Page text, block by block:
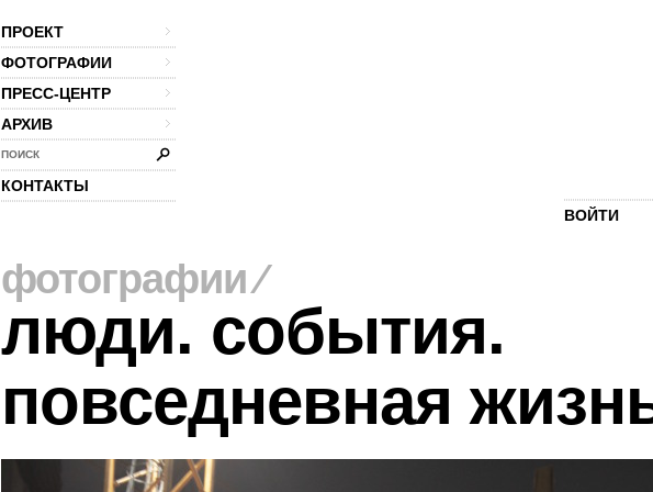
ПРОЕКТ
ФОТОГРАФИИ
ПРЕСС-ЦЕНТР
АРХИВ
ПОИСК
КОНТАКТЫ
ВОЙТИ
фотографии⁄
люди. события.
повседневная